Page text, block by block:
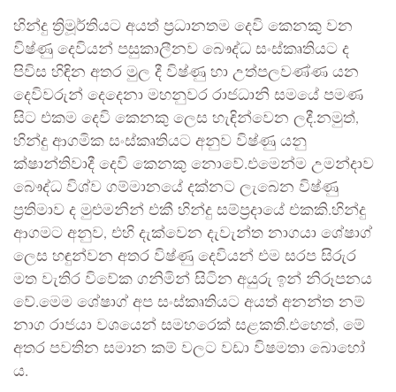
හින්දු ත්‍රිමූර්තියට අයත් ප්‍රධානතම දෙවි කෙනකු වන
විෂ්ණු දෙවියන් පසුකාලීනව බෞද්ධ සංස්කෘතියට ද
පිවිස හිඳින අතර මුල දී විෂ්ණු හා උත්පලවණ්ණ යන
දෙවිවරුන් දෙදෙනා මහනුවර රාජධානි සමයේ පමණ
සිට එකම දෙවි කෙනකු ලෙස හැඳින්වෙන ලදී.නමුත්,
හින්දු ආගමික සංස්කෘතියට අනුව විෂ්ණු යනු
ක්ෂාන්තිවාදී දෙවි කෙනකු නොවේ.එමෙන්ම උමන්දාව
බෞද්ධ විශ්ව ගම්මානයේ දක්නට ලැබෙන විෂ්ණු
ප්‍රතිමාව ද මුළුමනින් එකී හින්දු සම්ප්‍රදායේ එකකි.හින්දු
ආගමට අනුව, එහි දැක්වෙන දැවැන්ත නාගයා ශේෂාග්
ලෙස හඳුන්වන අතර විෂ්ණු දෙවියන් එම සරප සිරුර
මත වැතිර විවේක ගනිමින් සිටින අයුරු ඉන් නිරූපනය
වේ.මෙම ශේෂාග් අප සංස්කෘතියට අයත් අනන්ත නම්
නාග රාජයා වශයෙන් සමහරෙක් සළකති.එහෙත්, මේ
අතර පවතින සමාන කම් වලට වඩා විෂමතා බොහෝ
ය.